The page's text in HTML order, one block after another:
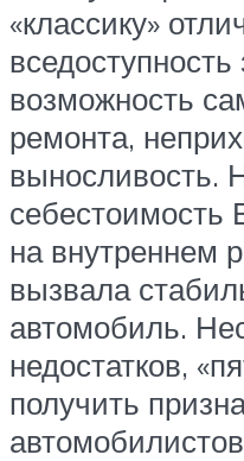
«классику»
вседоступность
возможность
ремонта,
выносливость.
на внутреннем
вызвала
автомобиль.
недостатков,
получить